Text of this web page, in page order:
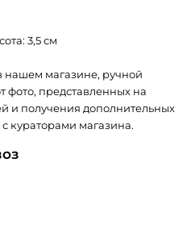
3,5 см
нашем магазине, ручной
фото, представленных на
и получения дополнительных
кураторами магазина.